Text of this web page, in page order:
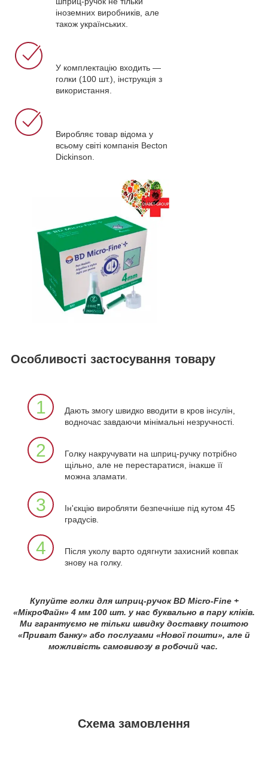
іноземних виробників, але
також українських.
У комплектацію входить —
голки (100 шт.), інструкція з
використання.
Виробляє товар відома у
всьому світі компанія Becton
Dickinson.
Особливості застосування товару
1
Дають змогу швидко вводити в кров інсулін,
водночас завдаючи мінімальні незручності.
2
Голку накручувати на шприц-ручку потрібно
щільно, але не перестаратися, інакше її
можна зламати.
3
Ін'єкцію виробляти безпечніше під кутом 45
градусів.
4
Після уколу варто одягнути захисний ковпак
знову на голку.
Купуйте голки для шприц-ручок BD Micro-Fine +
«МікроФайн» 4 мм 100 шт. у нас буквально в пару кліків.
Ми гарантуємо не тільки швидку доставку поштою
«Приват банку» або послугами «Нової пошти», але й
можливість самовивозу в робочий час.
Схема замовлення